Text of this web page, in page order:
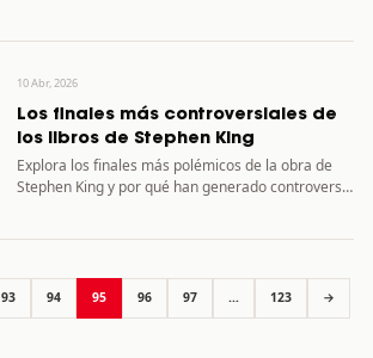
10 Abr, 2026
Los finales más controversiales de
los libros de Stephen King
Explora los finales más polémicos de la obra de
Stephen King y por qué han generado controversia
93 94 95 96 97 … 123 →